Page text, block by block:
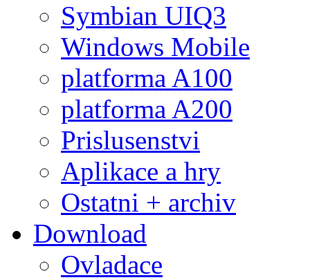
Symbian UIQ3
Windows Mobile
platforma A100
platforma A200
Prislusenstvi
Aplikace a hry
Ostatni + archiv
Download
Ovladace